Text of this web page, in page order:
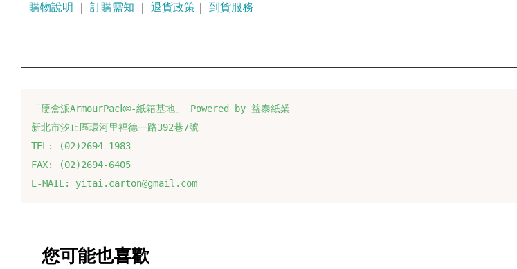
購物說明 訂購需知 退貨政策 到貨服務
「硬盒派ArmourPack©-紙箱基地」 Powered by 益泰紙業
新北市汐止區環河里福德一路392巷7號
TEL: (02)2694-1983
FAX: (02)2694-6405
E-MAIL: yitai.carton@gmail.com
您可能也喜歡